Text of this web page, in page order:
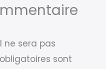
ne sera pas
sont